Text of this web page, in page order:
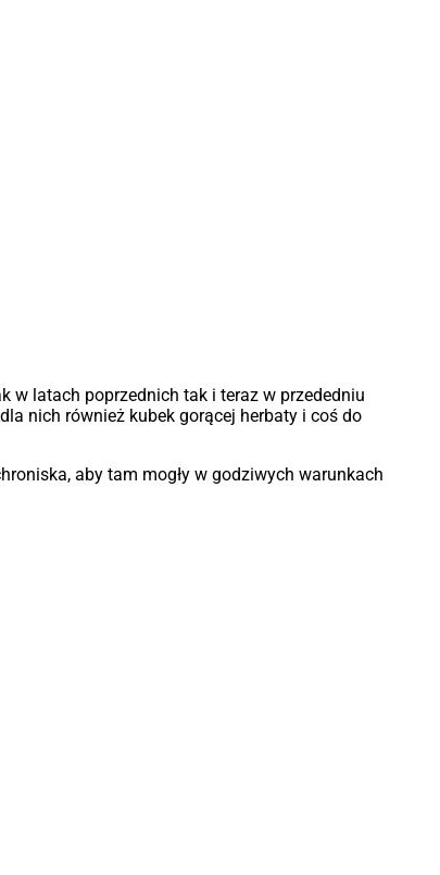
w latach poprzednich tak i teraz w przededniu
nich również kubek gorącej herbaty i coś do
aby tam mogły w godziwych warunkach